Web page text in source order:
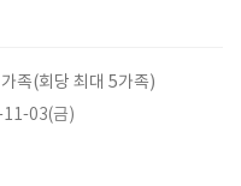
족(회당 최대 5가족)
03(금)